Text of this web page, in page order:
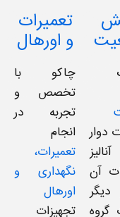
دوار
آن
گروه
تعمیرات
و اورهال
چاکو با
تخصص و
تجربه در
انجام
تعمیرات،
نگهداری و
اورهال
تجهیزات